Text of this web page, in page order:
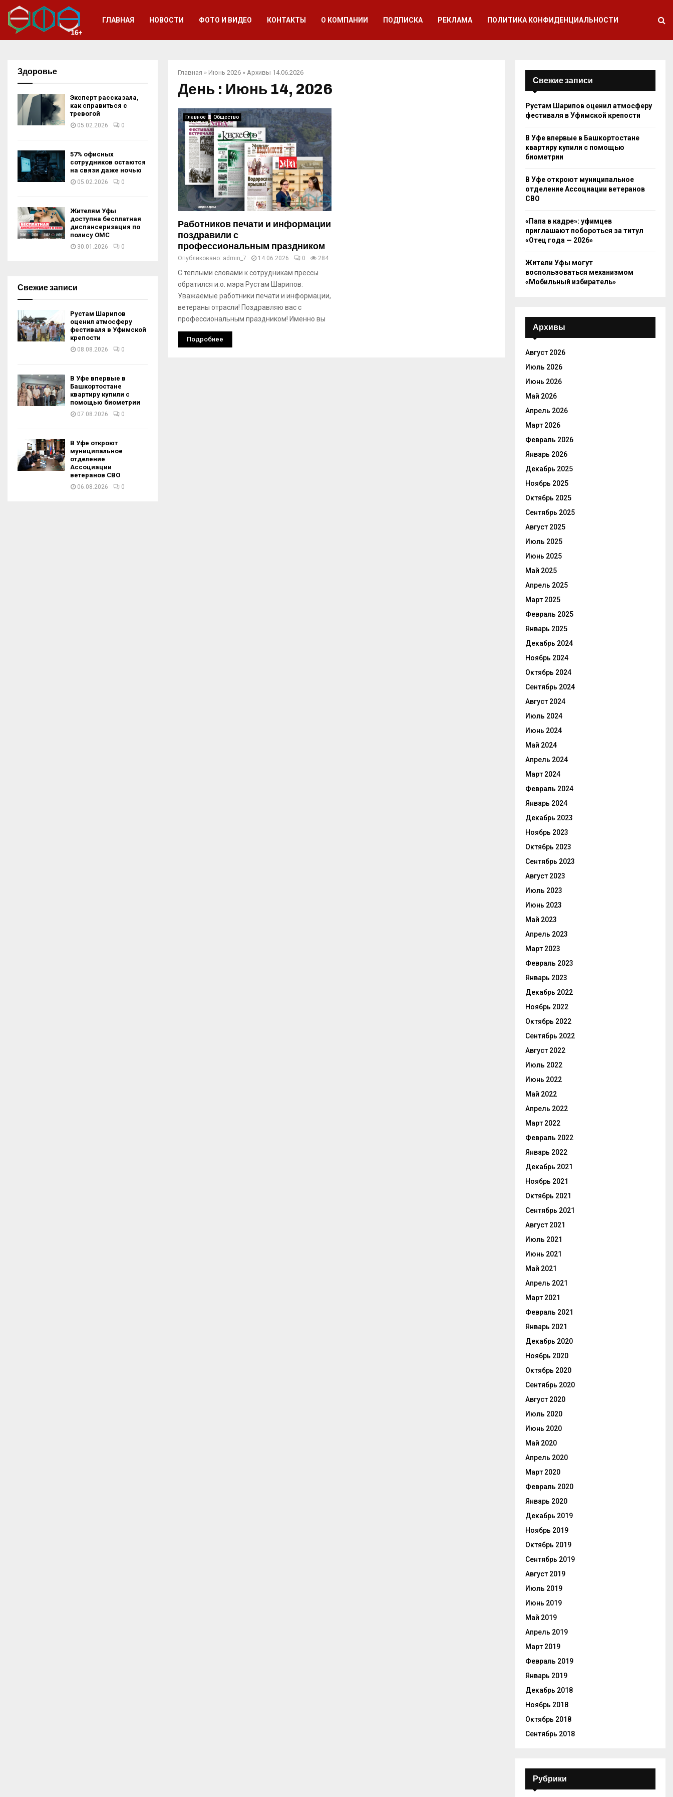
ГЛАВНАЯ НОВОСТИ ФОТО И ВИДЕО КОНТАКТЫ О КОМПАНИИ ПОДПИСКА РЕКЛАМА ПОЛИТИКА КОНФИДЕНЦИАЛЬНОСТИ
Главная » Июнь 2026 » Архивы 14.06.2026
День : Июнь 14, 2026
Главное Общество
Работников печати и информации
поздравили с
профессиональным праздником
Опубликовано: admin_7 14.06.2026 0 284
С теплыми словами к сотрудникам прессы
обратился и.о. мэра Рустам Шарипов:
Уважаемые работники печати и информации,
ветераны отрасли! Поздравляю вас с
профессиональным праздником! Именно вы
Подробнее
Здоровье
Эксперт рассказала,
как справиться с
тревогой
05.02.2026 0
57% офисных
сотрудников остаются
на связи даже ночью
05.02.2026 0
Жителям Уфы
доступна бесплатная
диспансеризация по
полису ОМС
30.01.2026 0
Свежие записи
Рустам Шарипов
оценил атмосферу
фестиваля в Уфимской
крепости
08.08.2026 0
В Уфе впервые в
Башкортостане
квартиру купили с
помощью биометрии
07.08.2026 0
В Уфе откроют
муниципальное
отделение
Ассоциации
ветеранов СВО
06.08.2026 0
Свежие записи
Рустам Шарипов оценил атмосферу
фестиваля в Уфимской крепости
В Уфе впервые в Башкортостане
квартиру купили с помощью
биометрии
В Уфе откроют муниципальное
отделение Ассоциации ветеранов
СВО
«Папа в кадре»: уфимцев
приглашают побороться за титул
«Отец года — 2026»
Жители Уфы могут
воспользоваться механизмом
«Мобильный избиратель»
Архивы
Август 2026
Июль 2026
Июнь 2026
Май 2026
Апрель 2026
Март 2026
Февраль 2026
Январь 2026
Декабрь 2025
Ноябрь 2025
Октябрь 2025
Сентябрь 2025
Август 2025
Июль 2025
Июнь 2025
Май 2025
Апрель 2025
Март 2025
Февраль 2025
Январь 2025
Декабрь 2024
Ноябрь 2024
Октябрь 2024
Сентябрь 2024
Август 2024
Июль 2024
Июнь 2024
Май 2024
Апрель 2024
Март 2024
Февраль 2024
Январь 2024
Декабрь 2023
Ноябрь 2023
Октябрь 2023
Сентябрь 2023
Август 2023
Июль 2023
Июнь 2023
Май 2023
Апрель 2023
Март 2023
Февраль 2023
Январь 2023
Декабрь 2022
Ноябрь 2022
Октябрь 2022
Сентябрь 2022
Август 2022
Июль 2022
Июнь 2022
Май 2022
Апрель 2022
Март 2022
Февраль 2022
Январь 2022
Декабрь 2021
Ноябрь 2021
Октябрь 2021
Сентябрь 2021
Август 2021
Июль 2021
Июнь 2021
Май 2021
Апрель 2021
Март 2021
Февраль 2021
Январь 2021
Декабрь 2020
Ноябрь 2020
Октябрь 2020
Сентябрь 2020
Август 2020
Июль 2020
Июнь 2020
Май 2020
Апрель 2020
Март 2020
Февраль 2020
Январь 2020
Декабрь 2019
Ноябрь 2019
Октябрь 2019
Сентябрь 2019
Август 2019
Июль 2019
Июнь 2019
Май 2019
Апрель 2019
Март 2019
Февраль 2019
Январь 2019
Декабрь 2018
Ноябрь 2018
Октябрь 2018
Сентябрь 2018
Рубрики